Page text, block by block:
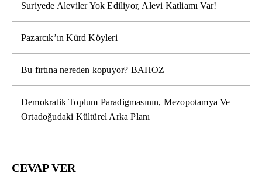
Suriyede Aleviler Yok Ediliyor, Alevi Katliamı Var!
Pazarcık’ın Kürd Köyleri
Bu fırtına nereden kopuyor? BAHOZ
Demokratik Toplum Paradigmasının, Mezopotamya Ve
Ortadoğudaki Kültürel Arka Planı
CEVAP VER